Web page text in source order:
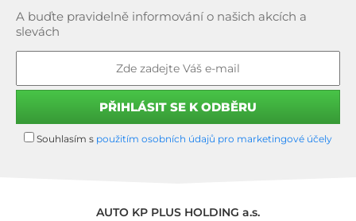
A buďte pravidelně informování o našich akcích a
slevách
Souhlasím s použitím osobních údajů pro marketingové účely
AUTO KP PLUS HOLDING a.s.